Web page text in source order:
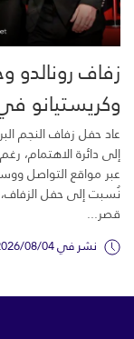
زفاف
وكريستيانو
عاد حفل زفاف النجم
إلى دائرة الاهتمام،
عبر مواقع التواصل
نُسبت إلى حفل
قصر...
نشر في 2026/08/04 الساعة 10:45 م